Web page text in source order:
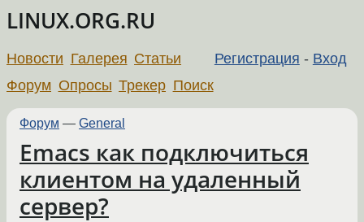
LINUX.ORG.RU
Регистрация - Вход
Новости Галерея Статьи
Форум Опросы Трекер Поиск
Форум — General
Emacs как подключиться
клиентом на удаленный
сервер?